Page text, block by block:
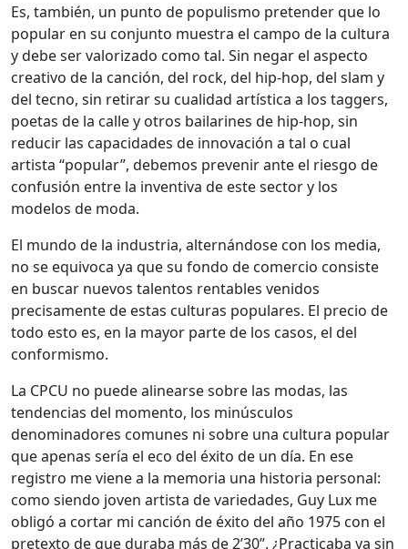
Es, también, un punto de populismo pretender que lo
popular en su conjunto muestra el campo de la cultura
y debe ser valorizado como tal. Sin negar el aspecto
creativo de la canción, del rock, del hip-hop, del slam y
del tecno, sin retirar su cualidad artística a los taggers,
poetas de la calle y otros bailarines de hip-hop, sin
reducir las capacidades de innovación a tal o cual
artista “popular”, debemos prevenir ante el riesgo de
confusión entre la inventiva de este sector y los
modelos de moda.
El mundo de la industria, alternándose con los media,
no se equivoca ya que su fondo de comercio consiste
en buscar nuevos talentos rentables venidos
precisamente de estas culturas populares. El precio de
todo esto es, en la mayor parte de los casos, el del
conformismo.
La CPCU no puede alinearse sobre las modas, las
tendencias del momento, los minúsculos
denominadores comunes ni sobre una cultura popular
que apenas sería el eco del éxito de un día. En ese
registro me viene a la memoria una historia personal:
como siendo joven artista de variedades, Guy Lux me
obligó a cortar mi canción de éxito del año 1975 con el
pretexto de que duraba más de 2’30’’. ¿Practicaba ya sin